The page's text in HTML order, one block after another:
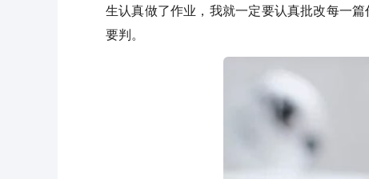
生认真做了作业，我就一定要认真批改每一
要判。
家的味道作文15篇(优秀)
家的味道作文(优秀10篇)